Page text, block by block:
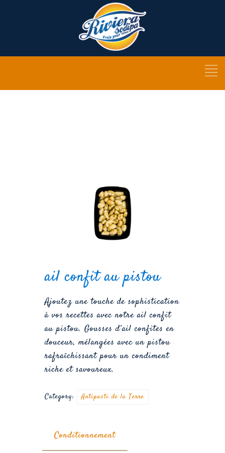
ail confit au pistou
Ajoutez une touche de sophistication
à vos recettes avec notre ail confit
au pistou. Gousses d’ail confites en
douceur, mélangées avec un pistou
rafraîchissant pour un condiment
riche et savoureux.
Category: Antipasti de la Terre
Conditionnement